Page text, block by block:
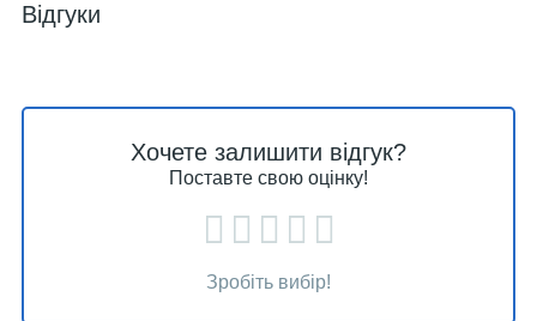
Відгуки
Хочете залишити відгук?
Поставте свою оцінку!
Зробіть вибір!